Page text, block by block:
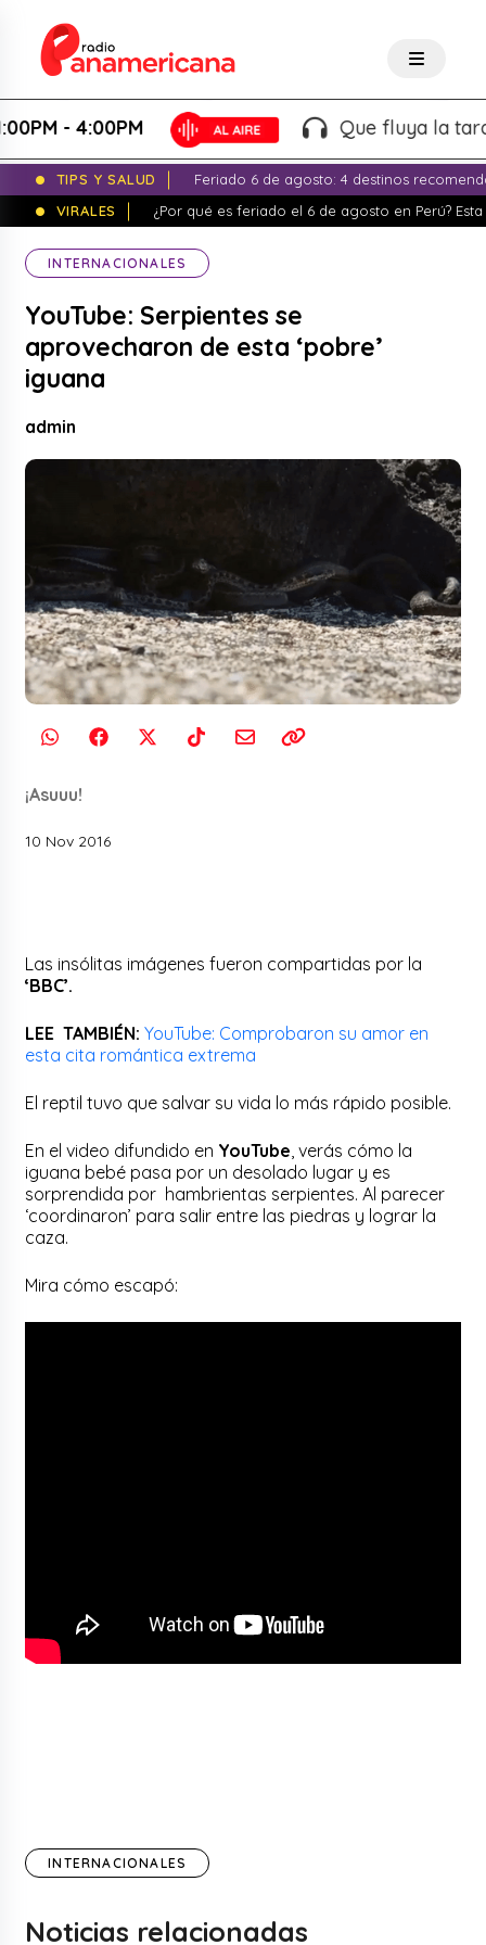
- 4:00PM Que fluya la tarde! -
TIPS Y SALUD
Feriado 6 de agosto: 4 destinos
VIRALES
¿Por qué es feriado el 6 de agosto en Perú?
INTERNACIONALES
YouTube: Serpientes se
aprovecharon de esta ‘pobre’
iguana
admin
¡Asuuu!
10 Nov 2016
Las insólitas imágenes fueron compartidas por la
‘BBC’.
LEE TAMBIÉN: YouTube: Comprobaron su amor en
esta cita romántica extrema
El reptil tuvo que salvar su vida lo más rápido posible.
En el video difundido en YouTube , verás cómo la
iguana bebé pasa por un desolado lugar y es
sorprendida por hambrientas serpientes. Al parecer
‘coordinaron’ para salir entre las piedras y lograr la
caza.
Mira cómo escapó:
INTERNACIONALES
Noticias relacionadas